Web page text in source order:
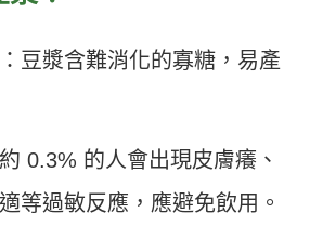
：豆漿含難消化的寡糖，易產
約 0.3% 的人會出現皮膚癢、
等過敏反應，應避免飲用。